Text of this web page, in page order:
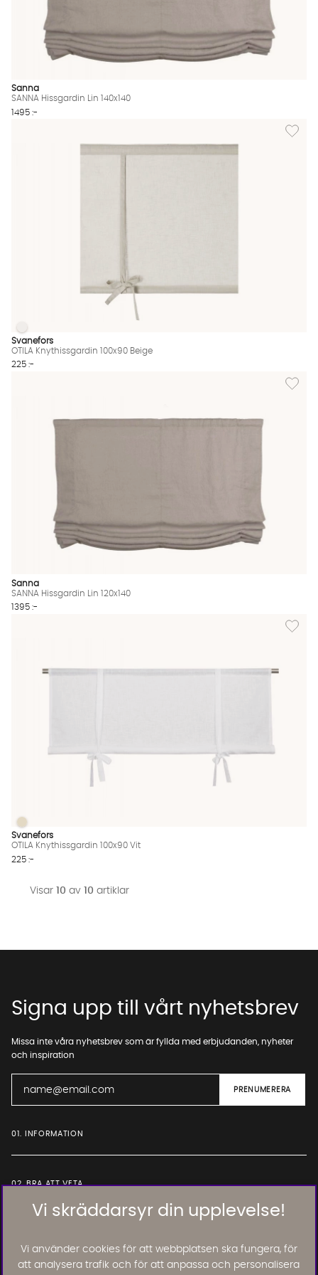
Sanna
SANNA Hissgardin Lin 140x140
1495 :-
Lägg
OTILA Knythissgardin 100x90 Beige Finns även i dessa färger:
OTILA Knythissgardin 100x90 Beige
Svanefors
OTILA Knythissgardin 100x90 Beige
225 :-
Lägg
Sanna
SANNA Hissgardin Lin 120x140
1395 :-
Lägg
OTILA Knythissgardin 100x90 Vit Finns även i dessa färger:
OTILA Knythissgardin 100x90 Vit
Svanefors
OTILA Knythissgardin 100x90 Vit
225 :-
Visar 10 av 10 artiklar
Vi skräddarsyr din upplevelse!
Vi använder cookies för att webbplatsen ska fungera, för
att analysera trafik och för att anpassa och personalisera
Signa upp till vårt nyhetsbrev
Missa inte våra nyhetsbrev som är fyllda med erbjudanden, nyheter
och inspiration
01. INFORMATION
02. BRA ATT VETA